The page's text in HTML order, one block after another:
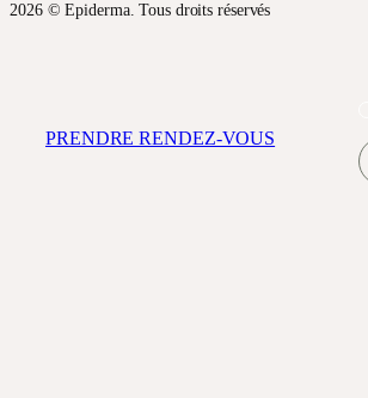
2026 © Epiderma. Tous droits réservés
PRENDRE RENDEZ-VOUS